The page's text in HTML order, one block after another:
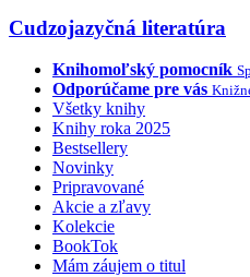
Cudzojazyčná literatúra
Knihomoľský pomocník
Odporúčame pre vás
Všetky knihy
Knihy roka 2025
Bestsellery
Novinky
Pripravované
Akcie a zľavy
Kolekcie
BookTok
Mám záujem o titul